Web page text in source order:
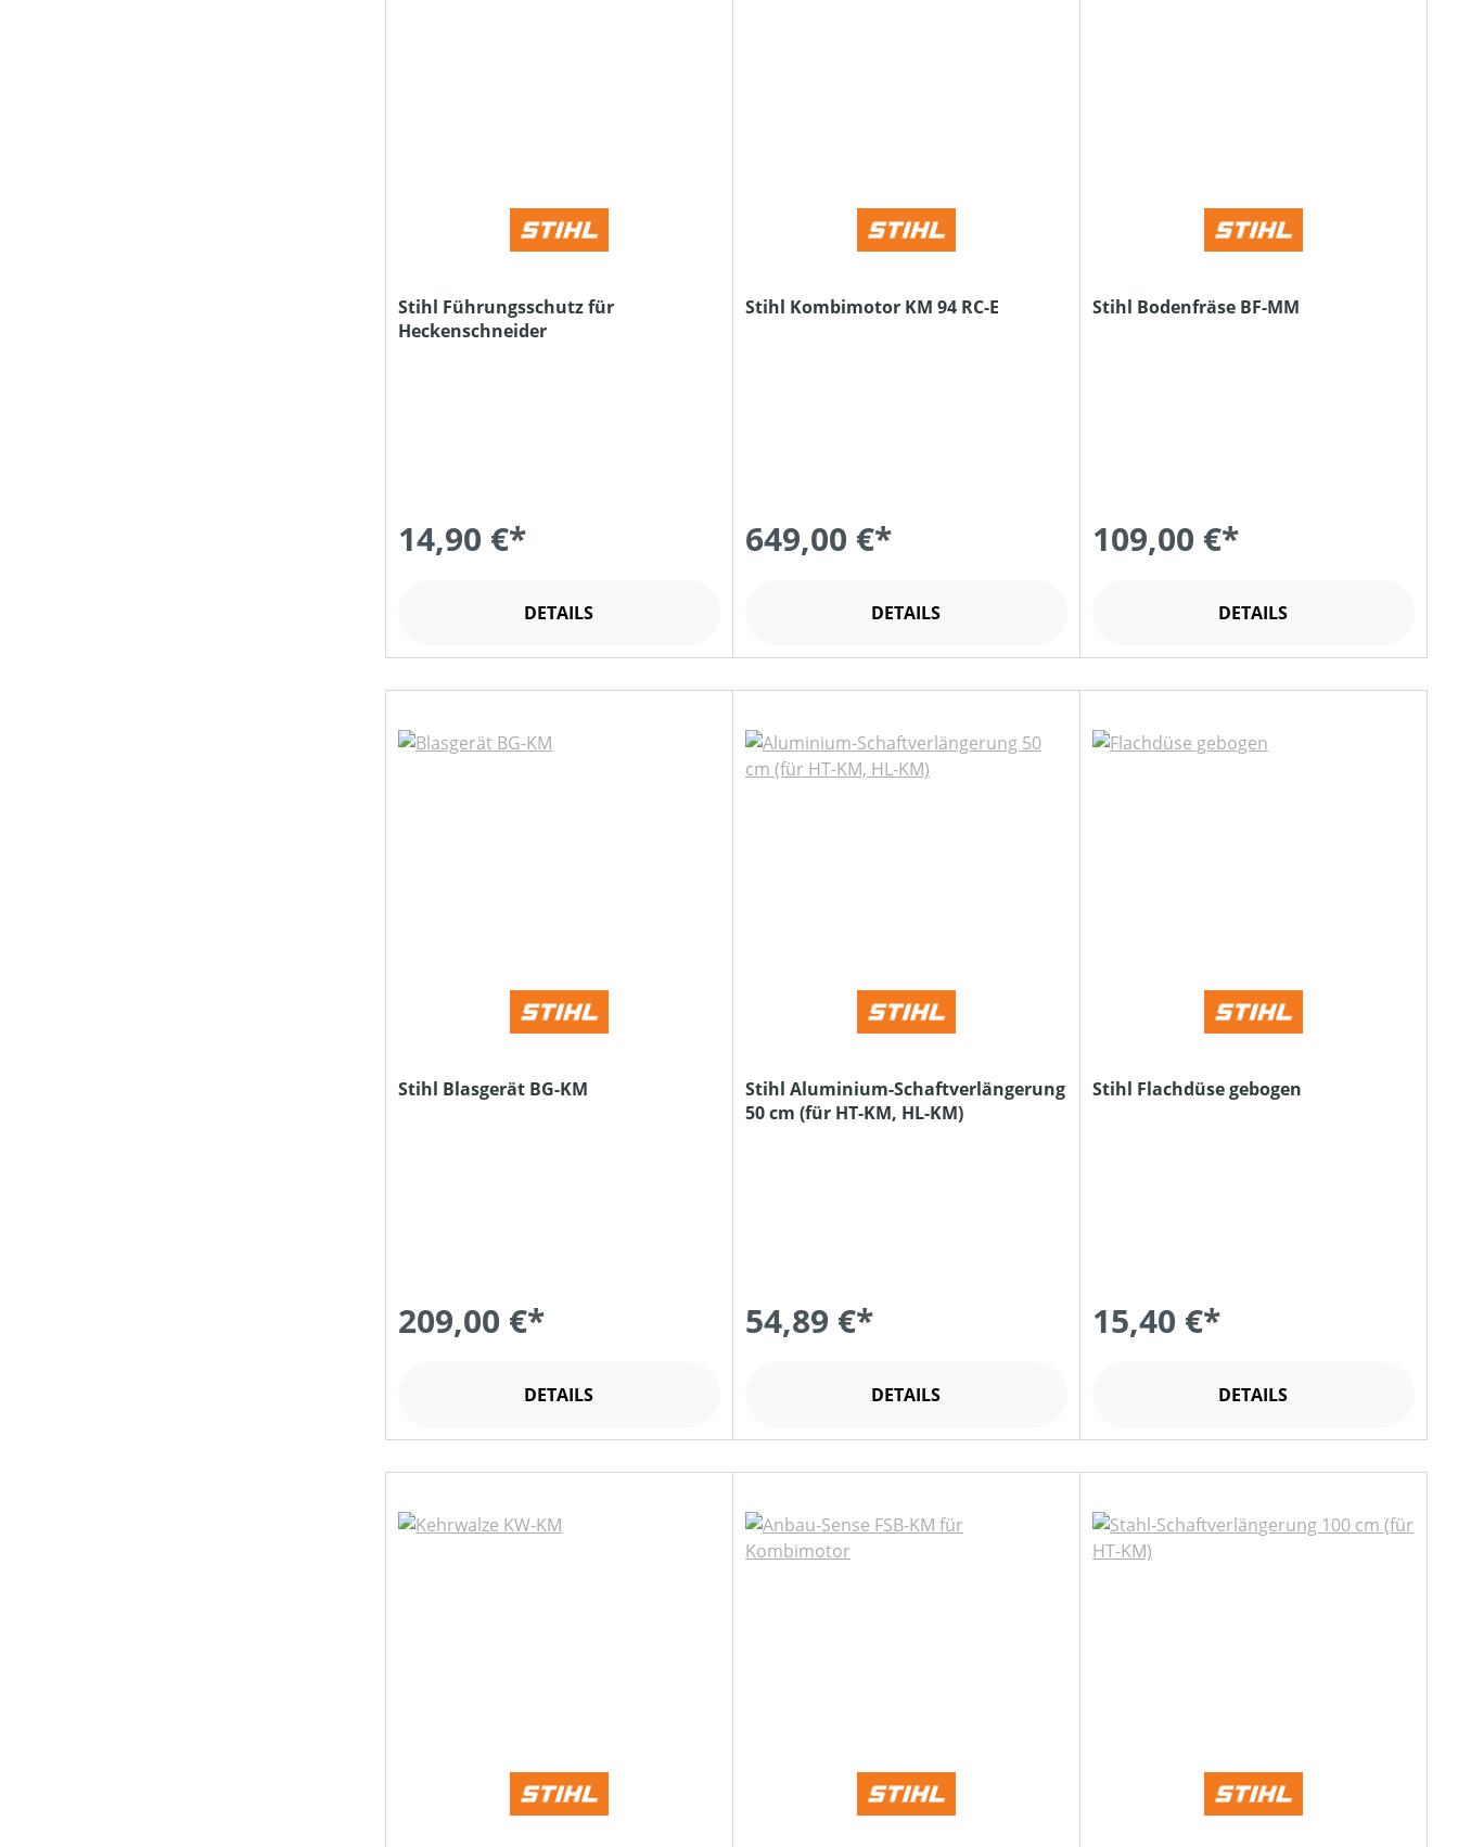
Stihl Führungsschutz für
Heckenschneider
14,90 €*
DETAILS
Stihl Kombimotor KM 94 RC-E
649,00 €*
DETAILS
Stihl Bodenfräse BF-MM
109,00 €*
DETAILS
Stihl Blasgerät BG-KM
209,00 €*
DETAILS
Stihl Aluminium-Schaftverlängerung
50 cm (für HT-KM, HL-KM)
54,89 €*
DETAILS
Stihl Flachdüse gebogen
15,40 €*
DETAILS